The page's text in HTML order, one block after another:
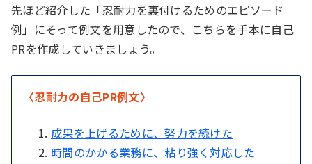
先ほど紹介した「忍耐力を裏付けるためのエピソード
例」にそって例文を用意したので、こちらを手本に自己
PRを作成していきましょう。
〈忍耐力の自己PR例文〉
成果を上げるために、努力を続けた
時間のかかる業務に、粘り強く対応した